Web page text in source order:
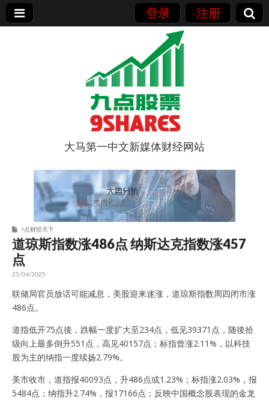
登录 注册
9点股票
大马第一中文新媒体财经网站
9点财经天下
道琼斯指数涨486点 纳斯达克指数涨457
点
25/04/2025
联储局官员放话可能减息，美股迎来迷涨，道琼斯指数周四闭市涨
486点。
道指低开75点後，跌幅一度扩大至234点，低见39371点，随後拾
级向上最多倒升551点，高见40157点；标指曾涨2.11%，以科技
股为主的纳指一度续扬2.79%。
美市收市，道指报40093点，升486点或1.23%；标指涨2.03%，报
5484点；纳指升2.74%，报17166点；反映中国概念股表现的金龙